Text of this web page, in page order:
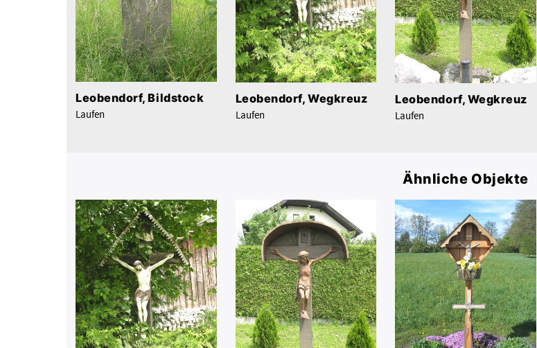
Leobendorf, Bildstock
Laufen
Leobendorf, Wegkreuz
Laufen
Leobendorf, Wegkreuz
Laufen
Ähnliche Objekte